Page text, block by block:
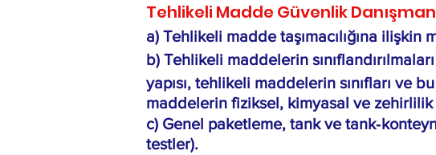
Tehlikeli Madde Güvenlik
a) Tehlikeli madde taşımacılığına
b) Tehlikeli maddelerin
yapısı, tehlikeli maddelerin sınıfları ve
maddelerin fiziksel, kimyasal ve
c) Genel paketleme, tank ve
testler).